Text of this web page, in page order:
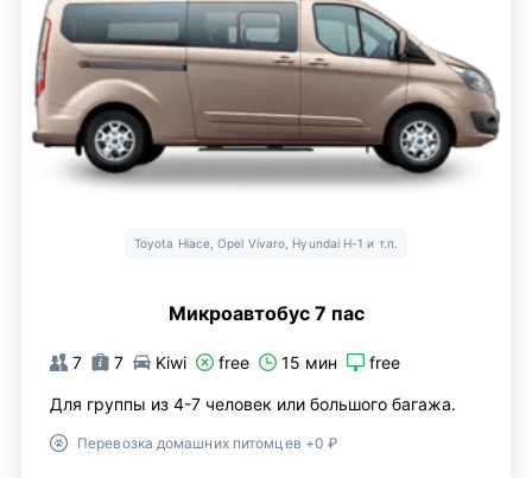
Toyota Hiace, Opel Vivaro, Hyundai H-1 и т.п.
Микроавтобус 7 пас
7 7 Kiwi free 15 мин free
Для группы из 4-7 человек или большого багажа.
Перевозка домашних питомцев +0 ₽